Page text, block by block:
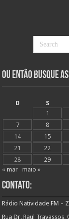
Ou Então Busque
D
S
1
7
8
14
15
21
22
28
29
« mar
maio »
Contato:
Rádio Natividade FM –
Rua Dr. Raul